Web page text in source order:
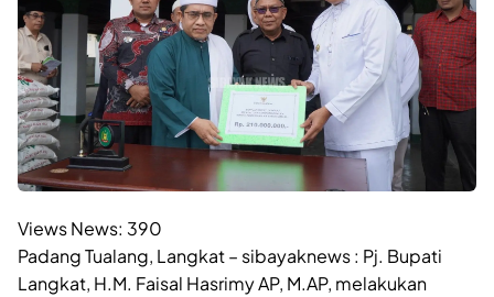
Views News: 390
Padang Tualang, Langkat – sibayaknews : Pj. Bupati
Langkat, H.M. Faisal Hasrimy AP, M.AP, melakukan